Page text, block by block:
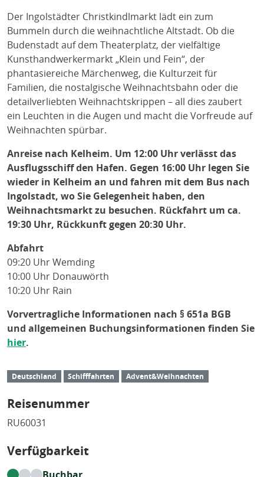
Der Ingolstädter Christkindlmarkt lädt ein zum
Bummeln durch die weihnachtliche Altstadt. Ob die
Budenstadt auf dem Theaterplatz, der vielfältige
Kunsthandwerkermarkt „Klein und Fein“, der
phantasiereiche Märchenweg, die Kulturzeit für
Familien, die nostalgische Weihnachtsbahn oder die
detailverliebten Weihnachtskrippen – all dies zaubert
ein Leuchten in die Augen und macht die Vorfreude auf
Weihnachten spürbar.
Anreise nach Kelheim. Um 12:00 Uhr verlässt das
Ausflugsschiff den Hafen. Gegen 16:00 Uhr legen Sie
wieder in Kelheim an und fahren mit dem Bus nach
Ingolstadt, wo Sie Gelegenheit haben, den
Weihnachtsmarkt zu besuchen. Rückfahrt um ca.
19:30 Uhr, Rückkunft gegen 20:30 Uhr.
Abfahrt
09:20 Uhr Wemding
10:00 Uhr Donauwörth
10:20 Uhr Rain
Vorvertragliche Informationen nach § 651a BGB
und allgemeinen Buchungsinformationen finden Sie
hier.
Deutschland Schifffahrten Advent&Weihnachten
Reisenummer
RU60031
Verfügbarkeit